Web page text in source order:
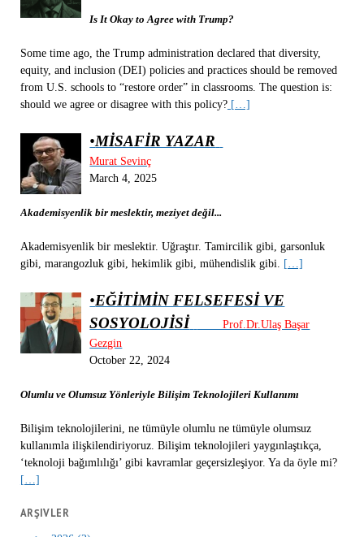
Is It Okay to Agree with Trump?
Some time ago, the Trump administration declared that diversity,
equity, and inclusion (DEI) policies and practices should be removed
from U.S. schools to “restore order” in classrooms. The question is:
should we agree or disagree with this policy?[…]
•MİSAFİR YAZAR
Murat Sevinç
March 4, 2025
Akademisyenlik bir meslektir, meziyet değil...
Akademisyenlik bir meslektir. Uğraştır. Tamircilik gibi, garsonluk
gibi, marangozluk gibi, hekimlik gibi, mühendislik gibi.
[…]
•EĞİTİMİN FELSEFESİ VE
SOSYOLOJİSİ
Prof.Dr.Ulaş Başar
Gezgin
October 22, 2024
Olumlu ve Olumsuz Yönleriyle Bilişim Teknolojileri Kullanımı
Bilişim teknolojilerini, ne tümüyle olumlu ne tümüyle olumsuz
kullanımla ilişkilendiriyoruz. Bilişim teknolojileri yaygınlaştıkça,
‘teknoloji bağımlılığı’ gibi kavramlar geçersizleşiyor. Ya da öyle mi?
[…]
ARŞIVLER